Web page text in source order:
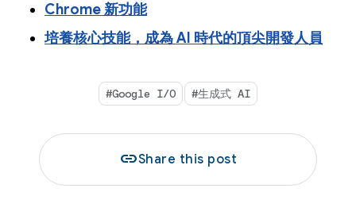
Chrome 新功能
培養核心技能，成為 AI 時代的頂尖開發人員
#Google I/O #生成式 AI
linkShare this post